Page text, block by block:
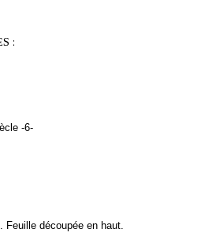
:
-6-
Feuille découpée en haut.